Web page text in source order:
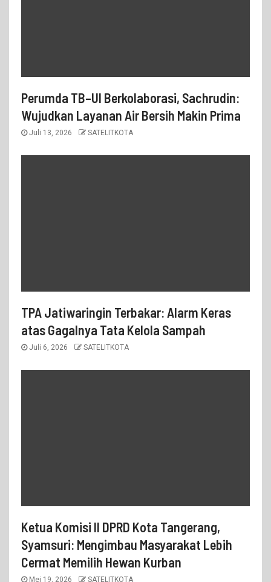
Perumda TB–UI Berkolaborasi, Sachrudin:
Wujudkan Layanan Air Bersih Makin Prima
Juli 13, 2026 SATELITKOTA
TPA Jatiwaringin Terbakar: Alarm Keras
atas Gagalnya Tata Kelola Sampah
Juli 6, 2026 SATELITKOTA
Ketua Komisi II DPRD Kota Tangerang,
Syamsuri: Mengimbau Masyarakat Lebih
Cermat Memilih Hewan Kurban
Mei 19, 2026 SATELITKOTA